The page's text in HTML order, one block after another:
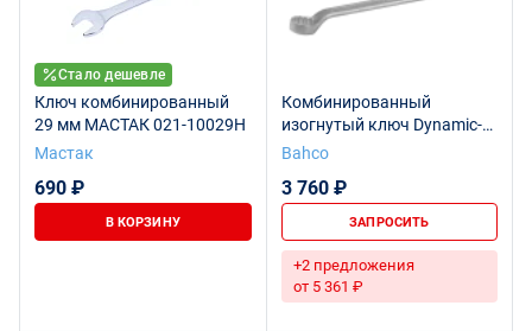
Стало дешевле
Ключ комбинированный
29 мм МАСТАК 021-10029H
Мастак
690 ₽
В КОРЗИНУ
Комбинированный
изогнутый ключ Dynamic-
Drive™, хромированный, 29
Bahco
3 760 ₽
ЗАПРОСИТЬ
+2 предложения
от 5 361 ₽